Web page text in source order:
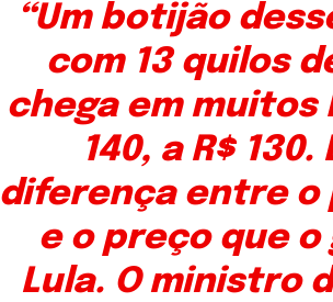
“Um botijão
com 13 quilos
chega em muitos
140, a R$
diferença entre o
e o preço que o
Lula. O ministro